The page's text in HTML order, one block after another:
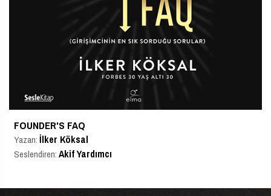
FOUNDER'S FAQ
Yazan:İlker Köksal
Seslendiren:Akif Yardımcı